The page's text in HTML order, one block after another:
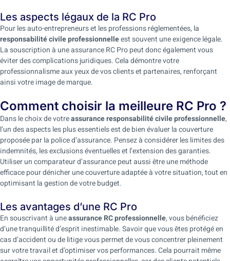
Les aspects légaux de la RC Pro
Pour les auto-entrepreneurs et les professions réglementées, la
responsabilité civile professionnelleest souvent une exigence légale.
La souscription à une assurance RC Pro peut donc également vous
éviter des complications juridiques. Cela démontre votre
professionnalisme aux yeux de vos clients et partenaires, renforçant
ainsi votre image de marque.
Comment choisir la meilleure RC Pro ?
Dans le choix de votreassurance responsabilité civile professionnelle,
l’un des aspects les plus essentiels est de bien évaluer la couverture
proposée par la police d’assurance. Pensez à considérer les limites des
indemnités, les exclusions éventuelles et l’extension des garanties.
Utiliser un comparateur d’assurance peut aussi être une méthode
efficace pour dénicher une couverture adaptée à votre situation, tout en
optimisant la gestion de votre budget.
Les avantages d’une RC Pro
En souscrivant à uneassurance RC professionnelle, vous bénéficiez
d’une tranquillité d’esprit inestimable. Savoir que vous êtes protégé en
cas d’accident ou de litige vous permet de vous concentrer pleinement
sur votre travail et d’optimiser vos performances. Cela pourrait même